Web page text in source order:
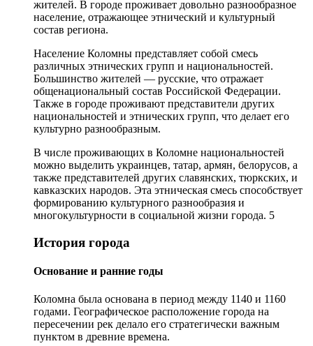
жителей. В городе проживает довольно разнообразное
население, отражающее этнический и культурный
состав региона.
Население Коломны представляет собой смесь
различных этнических групп и национальностей.
Большинство жителей — русские, что отражает
общенациональный состав Российской Федерации.
Также в городе проживают представители других
национальностей и этнических групп, что делает его
культурно разнообразным.
В числе проживающих в Коломне национальностей
можно выделить украинцев, татар, армян, белорусов, а
также представителей других славянских, тюркских, и
кавказских народов. Эта этническая смесь способствует
формированию культурного разнообразия и
многокультурности в социальной жизни города. 5
История города
Основание и ранние годы
Коломна была основана в период между 1140 и 1160
годами. Географическое расположение города на
пересечении рек делало его стратегически важным
пунктом в древние времена.